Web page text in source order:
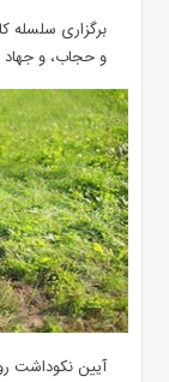
برگزاری سلسله
و حجاب، و جهاد
آیین نکوداشت